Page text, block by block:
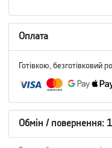
Оплата
Готівкою, безготівковий
Обмін / повернення: